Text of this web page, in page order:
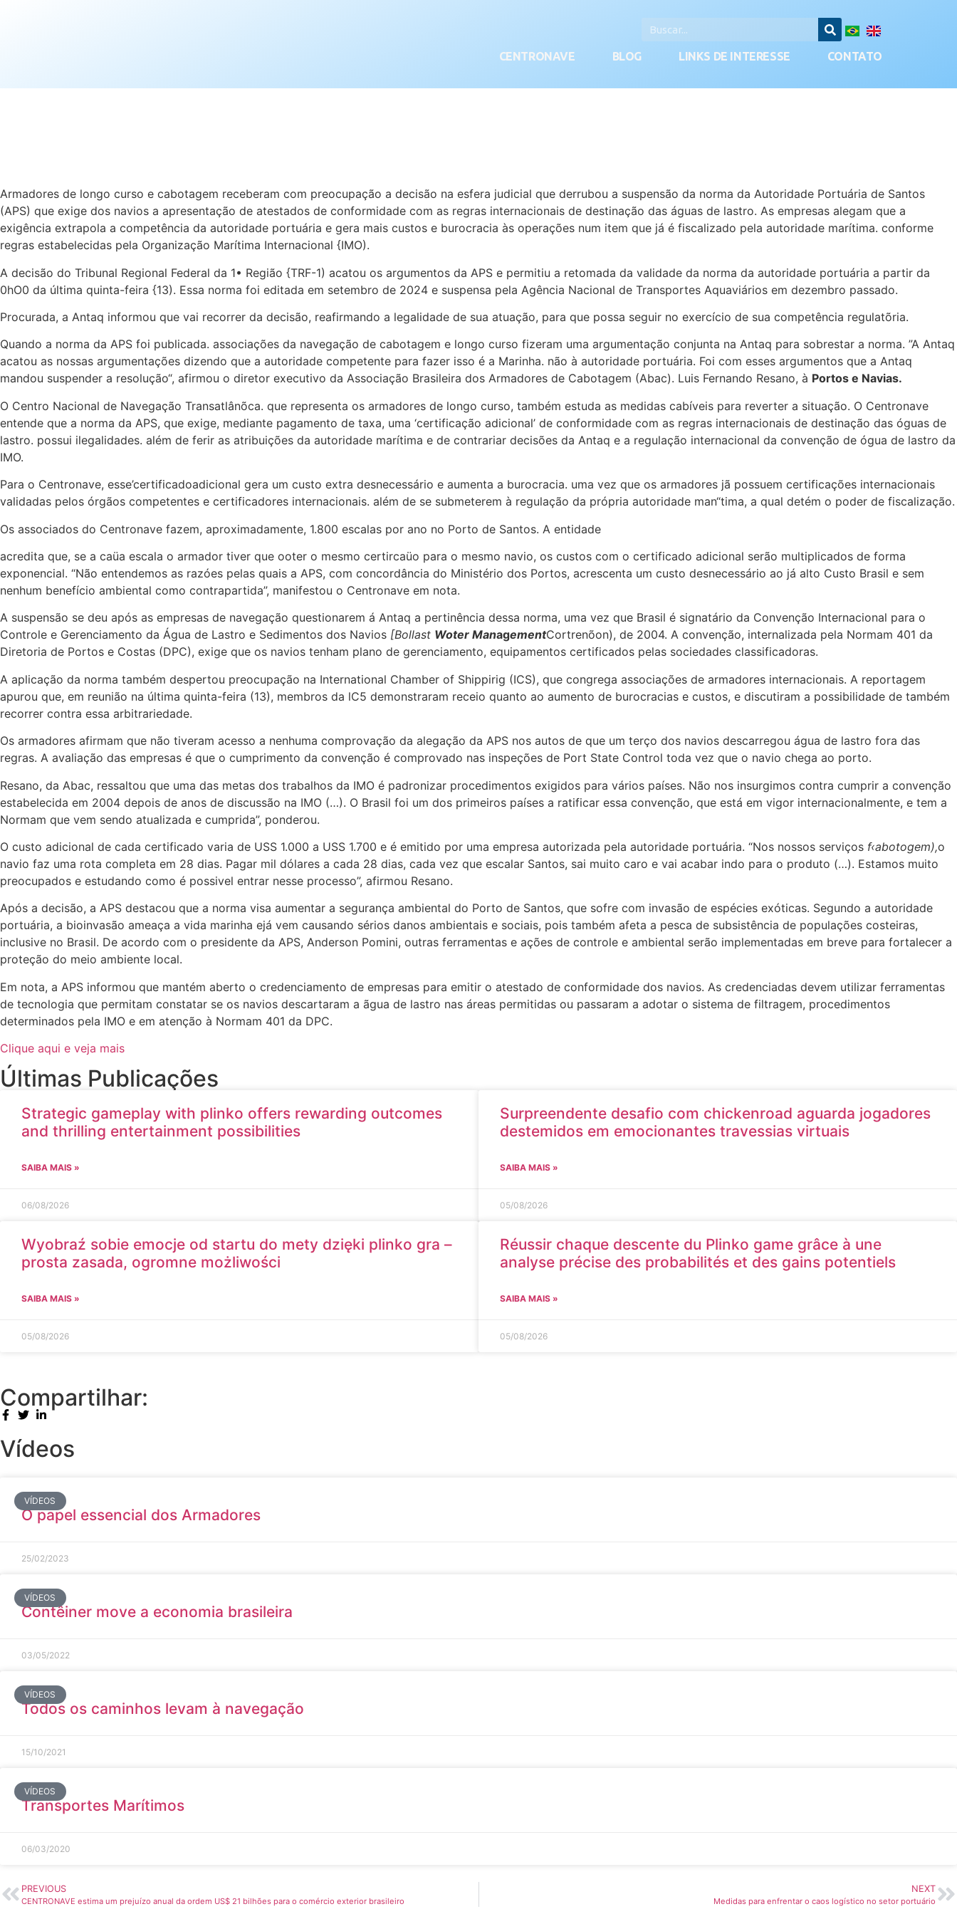
CENTRONAVE BLOG LINKS DE INTERESSE CONTATO
Armadores de longo curso e cabotagem receberam com preocupação a decisão na esfera judicial que derrubou a suspensão da norma da Autoridade Portuária de Santos
(APS) que exige dos navios a apresentação de atestados de conformidade com as regras internacionais de destinação das águas de lastro. As empresas alegam que a
exigência extrapola a competência da autoridade portuária e gera mais custos e burocracia às operações num item que já é fiscalizado pela autoridade marítima. conforme
regras estabelecidas pela Organização Marítima Internacional {IMO).
A decisão do Tribunal Regional Federal da 1• Região {TRF-1) acatou os argumentos da APS e permitiu a retomada da validade da norma da autoridade portuária a partir da
0hO0 da última quinta-feira {13). Essa norma foi editada em setembro de 2024 e suspensa pela Agência Nacional de Transportes Aquaviários em dezembro passado.
Procurada, a Antaq informou que vai recorrer da decisão, reafirmando a legalidade de sua atuação, para que possa seguir no exercício de sua competência regulatõria.
Quando a norma da APS foi publicada. associações da navegação de cabotagem e longo curso fizeram uma argumentação conjunta na Antaq para sobrestar a norma. ”A Antaq
acatou as nossas argumentações dizendo que a autoridade competente para fazer isso é a Marinha. não à autoridade portuária. Foi com esses argumentos que a Antaq
mandou suspender a resolução“, afirmou o diretor executivo da Associação Brasileira dos Armadores de Cabotagem (Abac). Luis Fernando Resano, à Portos e Navias.
O Centro Nacional de Navegação Transatlânõca. que representa os armadores de longo curso, também estuda as medidas cabíveis para reverter a situação. O Centronave
entende que a norma da APS, que exige, mediante pagamento de taxa, uma ‘certificação adicional’ de conformidade com as regras internacionais de destinação das óguas de
lastro. possui ilegalidades. além de ferir as atribuições da autoridade marítima e de contrariar decisões da Antaq e a regulação internacional da convenção de ógua de lastro da
IMO.
Para o Centronave, esse’certificadoadicional gera um custo extra desnecessário e aumenta a burocracia. uma vez que os armadores jã possuem certificações internacionais
validadas pelos órgãos competentes e certificadores internacionais. além de se submeterem à regulação da própria autoridade man“tima, a qual detém o poder de fiscalização.
Os associados do Centronave fazem, aproximadamente, 1.800 escalas por ano no Porto de Santos. A entidade
acredita que, se a caüa escala o armador tiver que ooter o mesmo certircaüo para o mesmo navio, os custos com o certificado adicional serão multiplicados de forma
exponencial. “Não entendemos as razóes pelas quais a APS, com concordância do Ministério dos Portos, acrescenta um custo desnecessário ao já alto Custo Brasil e sem
nenhum benefício ambiental como contrapartida”, manifestou o Centronave em nota.
A suspensão se deu após as empresas de navegação questionarem á Antaq a pertinência dessa norma, uma vez que Brasil é signatário da Convenção Internacional para o
Controle e Gerenciamento da Água de Lastro e Sedimentos dos Navios [Bollast Woter ManagementCortrenõon), de 2004. A convenção, internalizada pela Normam 401 da
Diretoria de Portos e Costas (DPC), exige que os navios tenham plano de gerenciamento, equipamentos certificados pelas sociedades classificadoras.
A aplicação da norma também despertou preocupação na International Chamber of Shippirig (ICS), que congrega associações de armadores internacionais. A reportagem
apurou que, em reunião na última quinta-feira (13), membros da lC5 demonstraram receio quanto ao aumento de burocracias e custos, e discutiram a possibilidade de também
recorrer contra essa arbitrariedade.
Os armadores afirmam que não tiveram acesso a nenhuma comprovação da alegação da APS nos autos de que um terço dos navios descarregou água de lastro fora das
regras. A avaliação das empresas é que o cumprimento da convenção é comprovado nas inspeções de Port State Control toda vez que o navio chega ao porto.
Resano, da Abac, ressaltou que uma das metas dos trabalhos da IMO é padronizar procedimentos exigidos para vários países. Não nos insurgimos contra cumprir a convenção
estabelecida em 2004 depois de anos de discussão na IMO (…). O Brasil foi um dos primeiros países a ratificar essa convenção, que está em vigor internacionalmente, e tem a
Normam que vem sendo atualizada e cumprida”, ponderou.
O custo adicional de cada certificado varia de USS 1.000 a USS 1.700 e é emitido por uma empresa autorizada pela autoridade portuária. “Nos nossos serviços f‹abotogem),o
navio faz uma rota completa em 28 dias. Pagar mil dólares a cada 28 dias, cada vez que escalar Santos, sai muito caro e vai acabar indo para o produto (…). Estamos muito
preocupados e estudando como é possivel entrar nesse processo”, afirmou Resano.
Após a decisão, a APS destacou que a norma visa aumentar a segurança ambiental do Porto de Santos, que sofre com invasão de espécies exóticas. Segundo a autoridade
portuária, a bioinvasão ameaça a vida marinha ejá vem causando sérios danos ambientais e sociais, pois também afeta a pesca de subsistência de populações costeiras,
inclusive no Brasil. De acordo com o presidente da APS, Anderson Pomini, outras ferramentas e ações de controle e ambiental serão implementadas em breve para fortalecer a
proteção do meio ambiente local.
Em nota, a APS informou que mantém aberto o credenciamento de empresas para emitir o atestado de conformidade dos navios. As credenciadas devem utilizar ferramentas
de tecnologia que permitam constatar se os navios descartaram a ãgua de lastro nas áreas permitidas ou passaram a adotar o sistema de filtragem, procedimentos
determinados pela IMO e em atenção à Normam 401 da DPC.
Clique aqui e veja mais
Últimas Publicações
Strategic gameplay with plinko offers rewarding outcomes
and thrilling entertainment possibilities
SAIBA MAIS »
06/08/2026
Surpreendente desafio com chickenroad aguarda jogadores
destemidos em emocionantes travessias virtuais
SAIBA MAIS »
05/08/2026
Wyobraź sobie emocje od startu do mety dzięki plinko gra –
prosta zasada, ogromne możliwości
SAIBA MAIS »
05/08/2026
Réussir chaque descente du Plinko game grâce à une
analyse précise des probabilités et des gains potentiels
SAIBA MAIS »
05/08/2026
Compartilhar:
Vídeos
VÍDEOS
O papel essencial dos Armadores
25/02/2023
VÍDEOS
Contêiner move a economia brasileira
03/05/2022
VÍDEOS
Todos os caminhos levam à navegação
15/10/2021
VÍDEOS
Transportes Marítimos
06/03/2020
PREVIOUS
CENTRONAVE estima um prejuízo anual da ordem US$ 21 bilhões para o comércio exterior brasileiro
NEXT
Medidas para enfrentar o caos logístico no setor portuário